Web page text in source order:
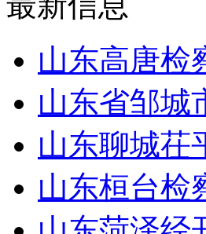
山东高唐检
山东省邹城
山东聊城茌
山东桓台检